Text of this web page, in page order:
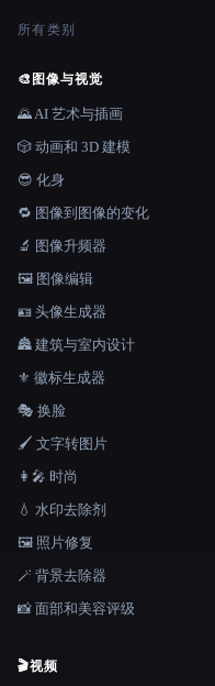
所有类别
🎨 图像与视觉
🌄 AI 艺术与插画
🎲 动画和 3D 建模
😎 化身
🔁 图像到图像的变化
🔬 图像升频器
🖼️ 图像编辑
🪪 头像生成器
🏯 建筑与室内设计
⚜️ 徽标生成器
🎭 换脸
🖌️ 文字转图片
👩‍🎤 时尚
💧 水印去除剂
🖼️ 照片修复
🪄 背景去除器
📸 面部和美容评级
🎬视频